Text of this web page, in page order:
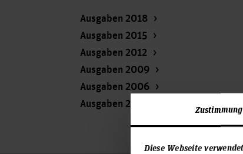
Zustimmung
Diese Webseite
Ausgaben 2018
Ausgaben 2015
Ausgaben 2012
Ausgaben 2009
Ausgaben 2006
Ausgaben 2003